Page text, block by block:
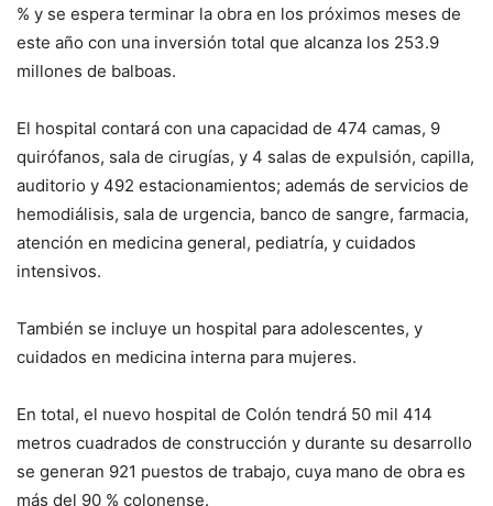
% y se espera terminar la obra en los próximos meses de
este año con una inversión total que alcanza los 253.9
millones de balboas.
El hospital contará con una capacidad de 474 camas, 9
quirófanos, sala de cirugías, y 4 salas de expulsión, capilla,
auditorio y 492 estacionamientos; además de servicios de
hemodiálisis, sala de urgencia, banco de sangre, farmacia,
atención en medicina general, pediatría, y cuidados
intensivos.
También se incluye un hospital para adolescentes, y
cuidados en medicina interna para mujeres.
En total, el nuevo hospital de Colón tendrá 50 mil 414
metros cuadrados de construcción y durante su desarrollo
se generan 921 puestos de trabajo, cuya mano de obra es
más del 90 % colonense.